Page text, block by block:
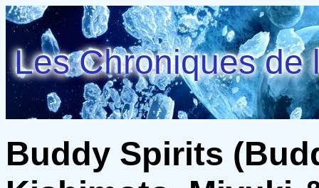
Les Chroniques de
Buddy Spirits